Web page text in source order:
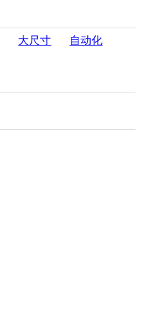
大尺寸 自动化